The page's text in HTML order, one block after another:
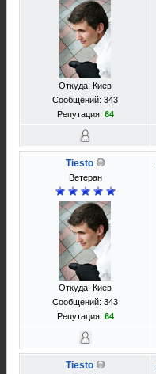
Откуда: Киев
Сообщений: 343
Репутация: 64
Tiesto
Ветеран
Откуда: Киев
Сообщений: 343
Репутация: 64
Tiesto